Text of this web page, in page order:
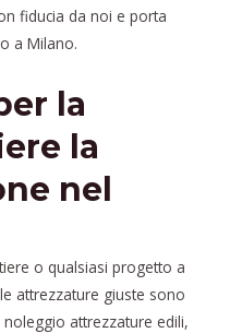
fiducia da noi e porta
a Milano.
la
la
nel
o qualsiasi progetto a
attrezzature giuste sono
attrezzature edili,